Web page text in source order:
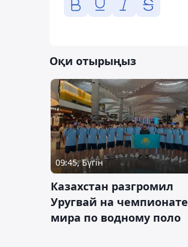
Оқи отырыңыз
09:45, Бүгін
Казахстан разгромил
Уругвай на чемпионате
мира по водному поло